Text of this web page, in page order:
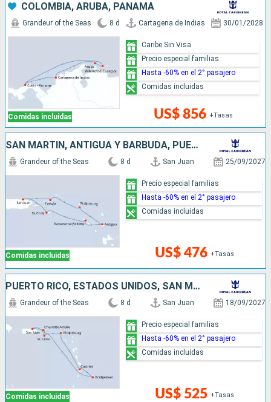
COLOMBIA, ARUBA, PANAMÁ
Comidas incluidas
Grandeur of the Seas 8 d Cartagena de Indias 30/01/2028
US$ 856 +Tasas
Caribe Sin Visa
Precio especial familias
Hasta -60% en el 2° pasajero
Comidas incluidas
SAN MARTÍN, ANTIGUA Y BARBUDA, PUERTO RICO
Comidas incluidas
Grandeur of the Seas 8 d San Juan 25/09/2027
US$ 476 +Tasas
Precio especial familias
Hasta -60% en el 2° pasajero
Comidas incluidas
PUERTO RICO, ESTADOS UNIDOS, SAN MARTÍN, SANTA LUCIA, BARBADOS
Comidas incluidas
Grandeur of the Seas 8 d San Juan 18/09/2027
US$ 525 +Tasas
Precio especial familias
Hasta -60% en el 2° pasajero
Comidas incluidas